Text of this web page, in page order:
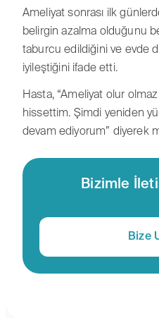
Ameliyat sonrası ilk
belirgin azalma olduğunu
taburcu edildiğini ve evde
iyileştiğini ifade etti.
Hasta, “Ameliyat olur olmaz
hissettim. Şimdi yeniden
devam ediyorum” diyerek
Bizimle
Bize